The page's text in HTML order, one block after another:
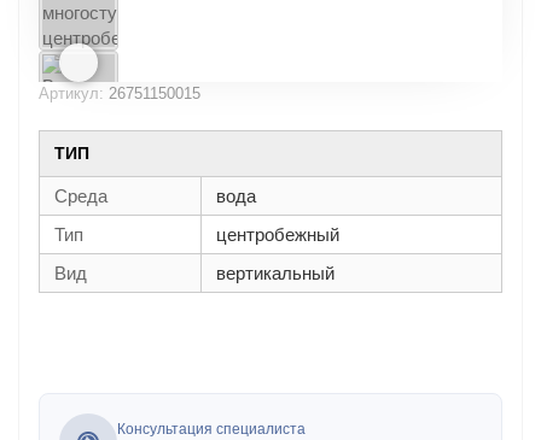
Артикул: 26751150015
ТИП
Среда
вода
Тип
центробежный
Вид
вертикальный
Консультация специалиста